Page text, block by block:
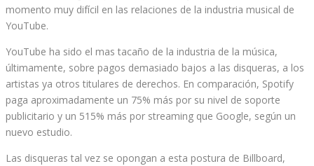
momento muy difícil en las relaciones de la industria musical de
YouTube.
YouTube ha sido el mas tacaño de la industria de la música,
últimamente, sobre pagos demasiado bajos a las disqueras, a los
artistas ya otros titulares de derechos. En comparación, Spotify
paga aproximadamente un 75% más por su nivel de soporte
publicitario y un 515% más por streaming que Google, según un
nuevo estudio.
Las disqueras tal vez se opongan a esta postura de Billboard,